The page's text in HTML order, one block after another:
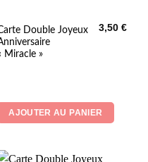
Double Joyeux
Miracle »
3,50€
AJOUTER AU PANIER